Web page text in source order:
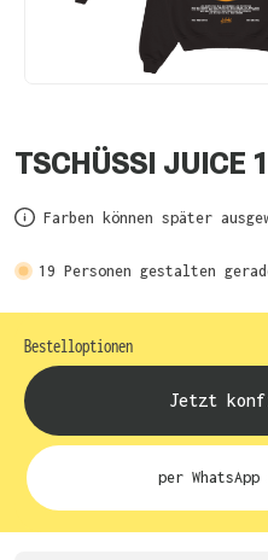
TSCHÜSSI JUICE
Farben können später
19 Personen gestalten
Bestelloptionen
Jetzt
per